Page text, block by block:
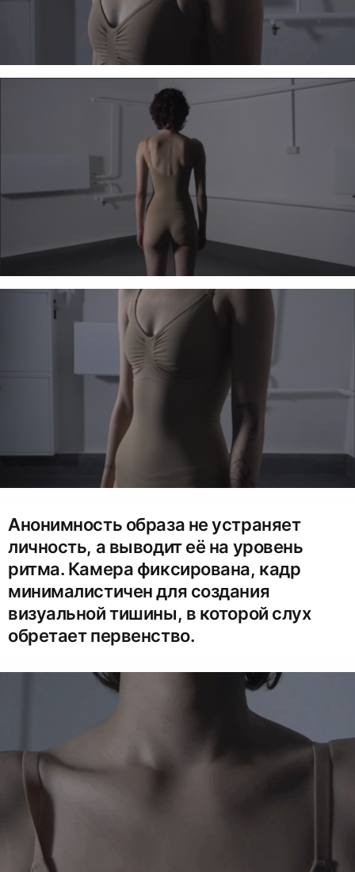
Анонимность образа не устраняет
личность, а выводит её на уровень
ритма. Камера фиксирована, кадр
минималистичен для создания
визуальной тишины, в которой слух
обретает первенство.